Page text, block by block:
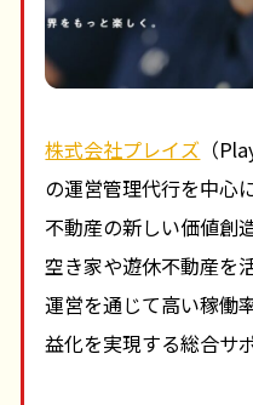
株式会社プレイズ （
の運営管理代行を中心に
不動産の新しい価値創
空き家や遊休不動産を
運営を通じて高い稼働
益化を実現する総合サ